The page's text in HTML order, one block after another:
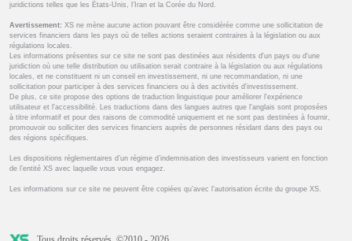
juridictions telles que les États-Unis, l’Iran et la Corée du Nord.
Avertissement: XS ne mène aucune action pouvant être considérée comme une sollicitation de
services financiers dans les pays où de telles actions seraient contraires à la législation ou aux
régulations locales.
Les informations présentes sur ce site ne sont pas destinées aux résidents d'un pays ou d'une
juridiction où une telle distribution ou utilisation serait contraire à la législation ou aux régulations
locales, et ne constituent ni un conseil en investissement, ni une recommandation, ni une
sollicitation pour participer à des services financiers ou à des activités d'investissement.
De plus, ce site propose des options de traduction linguistique pour améliorer l'expérience
utilisateur et l'accessibilité. Les traductions dans des langues autres que l'anglais sont proposées
à titre informatif et pour des raisons de commodité uniquement et ne sont pas destinées à fournir,
promouvoir ou solliciter des services financiers auprès de personnes résidant dans des pays ou
des régions spécifiques.
Les dispositions réglementaires d’un régime d’indemnisation des investisseurs varient en fonction
de l’entité XS avec laquelle vous vous engagez.
Les informations sur ce site ne peuvent être copiées qu’avec l’autorisation écrite du groupe XS.